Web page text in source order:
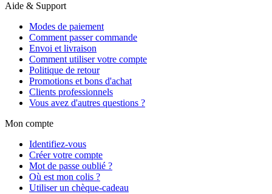
Aide & Support
Modes de paiement
Comment passer commande
Envoi et livraison
Comment utiliser votre compte
Politique de retour
Promotions et bons d'achat
Clients professionnels
Vous avez d'autres questions ?
Mon compte
Identifiez-vous
Créer votre compte
Mot de passe oublié ?
Où est mon colis ?
Utiliser un chèque-cadeau